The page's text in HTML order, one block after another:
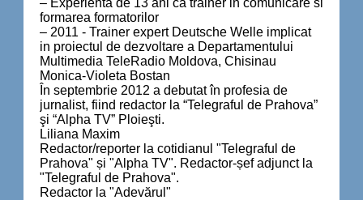
formarea formatorilor
– 2011 - Trainer expert Deutsche Welle implicat
in proiectul de dezvoltare a Departamentului
Multimedia TeleRadio Moldova, Chisinau
Monica-Violeta Bostan
În septembrie 2012 a debutat în profesia de
jurnalist, fiind redactor la “Telegraful de Prahova”
şi “Alpha TV” Ploieşti.
Liliana Maxim
Redactor/reporter la cotidianul "Telegraful de
Prahova" și "Alpha TV". Redactor-șef adjunct la
"Telegraful de Prahova".
Redactor la "Adevărul"